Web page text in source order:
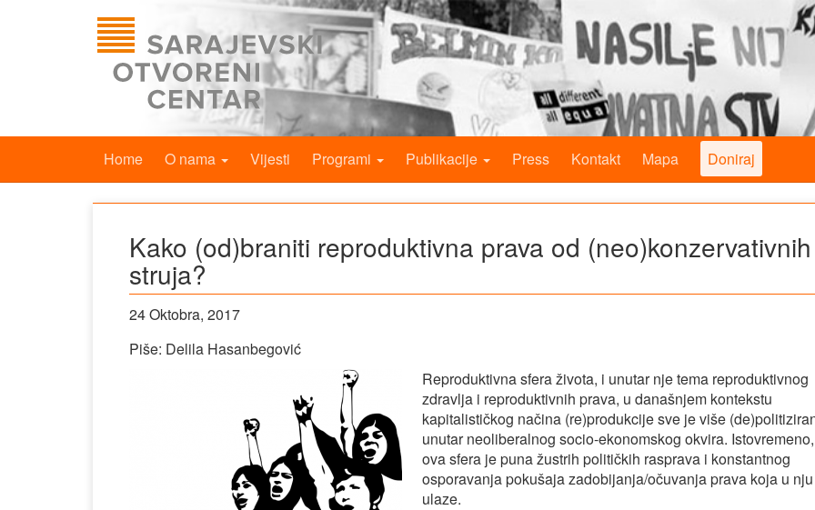
Home O nama Vijesti Programi Publikacije Press Kontakt Mapa Doniraj
Kako (od)braniti reproduktivna prava od (neo)konzervativnih
struja?
24 Oktobra, 2017
Piše: Delila Hasanbegović
Reproduktivna sfera života, i unutar nje tema reproduktivnog
zdravlja i reproduktivnih prava, u današnjem kontekstu
kapitalističkog načina (re)produkcije sve je više
unutar neoliberalnog socio-ekonomskog okvira. Istovremeno,
ova sfera je puna žustrih političkih rasprava i konstantnog
osporavanja pokušaja zadobijanja/očuvanja prava koja u nju
ulaze.